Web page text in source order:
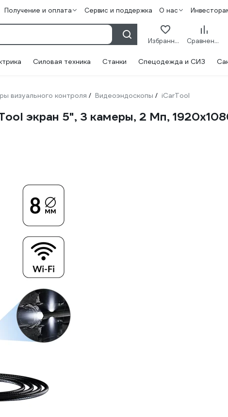
Получение и оплата Сервис и поддержка О нас
Избранное Сравнение
Силовая техника Станки Спецодежда и СИЗ
визуального контроля / Видеоэндоскопы / iCarTool
экран 5", 3 камеры, 2 Мп,